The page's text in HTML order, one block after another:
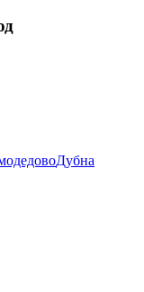
Дубна